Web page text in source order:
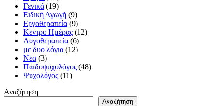
Γενικά (19)
Ειδική Αγωγή (9)
Εργοθεραπεία (9)
Κέντρο Ημέρας (12)
Λογοθεραπεία (6)
με δυο λόγια (12)
Νέα (3)
Παιδοψυχολόγος (48)
Ψυχολόγος (11)
Αναζήτηση
Αναζήτηση